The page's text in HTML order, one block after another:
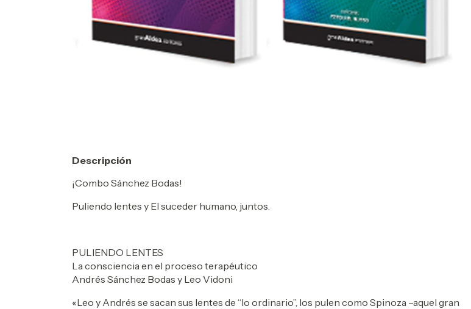
Descripción
¡Combo Sánchez Bodas!
Puliendo lentes y El suceder humano, juntos.
PULIENDO LENTES
La consciencia en el proceso terapéutico
Andrés Sánchez Bodas y Leo Vidoni
«Leo y Andrés se sacan sus lentes de “lo ordinario”, los pulen como Spinoza –aquel gran